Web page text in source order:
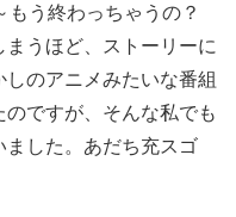
う終わっちゃうの？
うほど、ストーリーに
のアニメみたいな番組
ですが、そんな私でも
した。あだち充スゴ